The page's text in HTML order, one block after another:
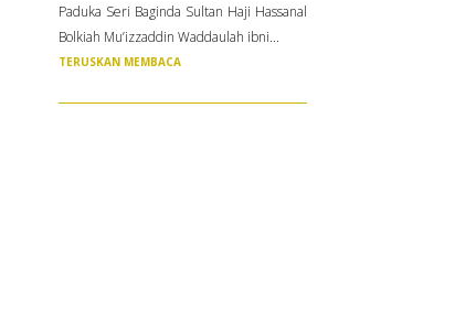
Paduka Seri Baginda Sultan Haji Hassanal
Bolkiah Mu’izzaddin Waddaulah ibni...
TERUSKAN MEMBACA